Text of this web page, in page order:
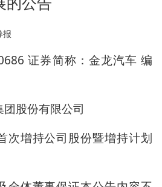
报
证券简称：金龙汽车 编
股份有限公司
次增持公司股份暨增持计划